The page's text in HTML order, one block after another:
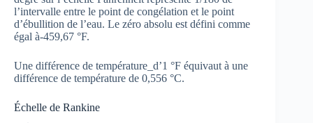
l’intervalle entre le point de congélation et le point
d’ébullition de l’eau. Le zéro absolu est défini comme
égal à-459,67 °F.
Une différence de température_d’1 °F équivaut à une
différence de température de 0,556 °C.
Échelle de Rankine